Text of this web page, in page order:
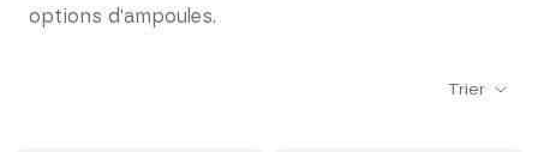
options d'ampoules.
Trier